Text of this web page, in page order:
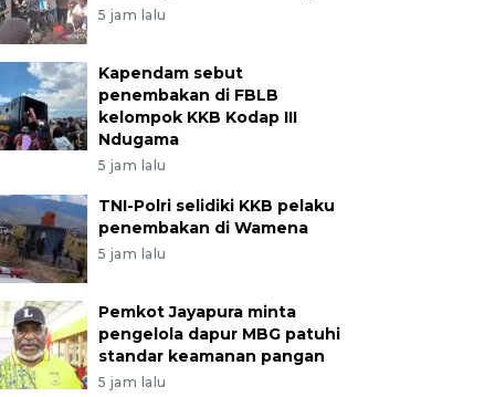
5 jam lalu
Kapendam sebut
penembakan di FBLB
kelompok KKB Kodap III
Ndugama
5 jam lalu
TNI-Polri selidiki KKB pelaku
penembakan di Wamena
5 jam lalu
Pemkot Jayapura minta
pengelola dapur MBG patuhi
standar keamanan pangan
5 jam lalu